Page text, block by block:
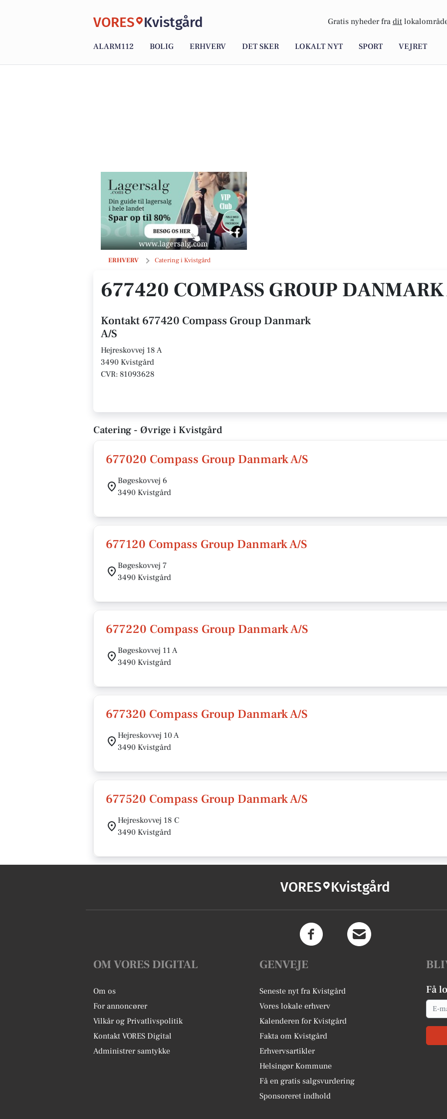
VORES Kvistgård Gratis nyheder fra dit
ALARM112 BOLIG ERHVERV DET SKER LOKALT NYT SPORT VEJRET
ERHVERV Catering i Kvistgård
677420 Compass Group Danmark A/S
677420 COMPASS GROUP
Kontakt 677420 Compass Group Danmark
A/S
Hejreskovvej 18 A
3490 Kvistgård
CVR: 81093628
Catering - Øvrige i Kvistgård
677020 Compass Group Danmark A/S
Bøgeskovvej 6
3490 Kvistgård
677120 Compass Group Danmark A/S
Bøgeskovvej 7
3490 Kvistgård
677220 Compass Group Danmark A/S
Bøgeskovvej 11 A
3490 Kvistgård
677320 Compass Group Danmark A/S
Hejreskovvej 10 A
3490 Kvistgård
677520 Compass Group Danmark A/S
Hejreskovvej 18 C
3490 Kvistgård
VORES Kvistgård
OM VORES DIGITAL
Om os
For annoncører
Vilkår og Privatlivspolitik
Kontakt VORES Digital
Administrer samtykke
GENVEJE
Seneste nyt fra Kvistgård
Vores lokale erhverv
Kalenderen for Kvistgård
Fakta om Kvistgård
Erhvervsartikler
Helsingør Kommune
Få en gratis salgsvurdering
Sponsoreret indhold
Få
Email